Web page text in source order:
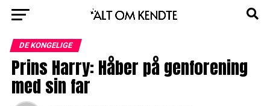
DE KONGELIGE
Prins Harry: Håber på genforening
med sin far